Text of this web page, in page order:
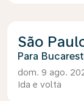
São
dom. 9 ago.
Ida e volta